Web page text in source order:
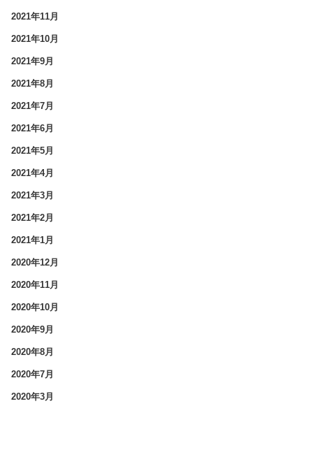
2021年11月
2021年10月
2021年9月
2021年8月
2021年7月
2021年6月
2021年5月
2021年4月
2021年3月
2021年2月
2021年1月
2020年12月
2020年11月
2020年10月
2020年9月
2020年8月
2020年7月
2020年3月